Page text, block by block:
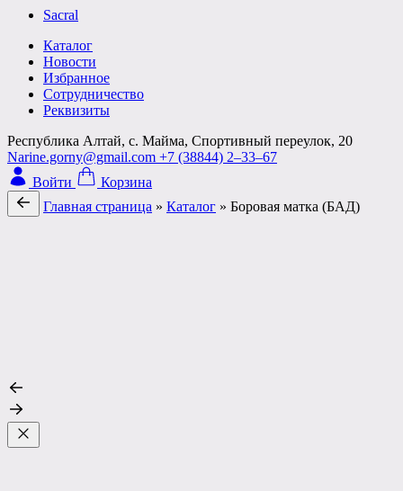
Sacral
Каталог
Новости
Избранное
Сотрудничество
Реквизиты
Республика Алтай, с. Майма, Спортивный переулок, 20
Narine.gorny@gmail.com +7 (38844) 2‒33‒67
Войти
Корзина
Главная страница » Каталог » Боровая матка (БАД)